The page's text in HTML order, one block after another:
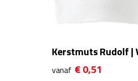
Kerstmuts Rudolf |
vanaf € 0,51